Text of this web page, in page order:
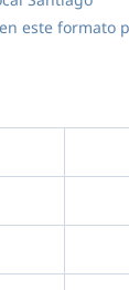
este formato